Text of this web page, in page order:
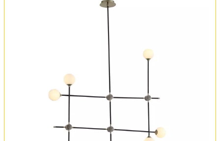
Комплект лампочек
Обмен и возврат
Установка